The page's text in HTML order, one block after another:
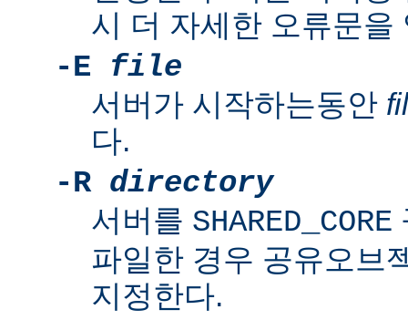
시 더 자세한 오류문을
-E file
서버가 시작하는동안
다.
-R directory
서버를 SHARED_CORE
파일한 경우 공유오브
지정한다.